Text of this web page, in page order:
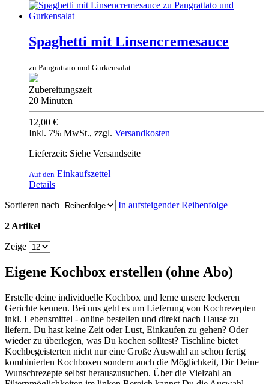
Spaghetti mit Linsencremesauce
zu Pangrattato und Gurkensalat
Zubereitungszeit
20 Minuten
12,00 €
Inkl. 7% MwSt., zzgl. Versandkosten
Lieferzeit: Siehe Versandseite
Auf den Einkaufszettel
Details
Sortieren nach
In aufsteigender Reihenfolge
2 Artikel
Zeige
Eigene Kochbox erstellen (ohne Abo)
Erstelle deine individuelle Kochbox und lerne unsere leckeren
Gerichte kennen. Bei uns geht es um Lieferung von Kochrezepten
inkl. Lebensmittel - online bestellen und direkt nach Hause zu
liefern. Du hast keine Zeit oder Lust, Einkaufen zu gehen? Oder
wieder zu überlegen, was Du kochen solltest? Tischline bietet
Kochbegeisterten nicht nur eine Große Auswahl an schon fertig
kombinierten Kochboxen sondern auch die Möglichkeit, Dir Deine
Wunschrezepte selbst herauszusuchen. Über die Vielzahl an